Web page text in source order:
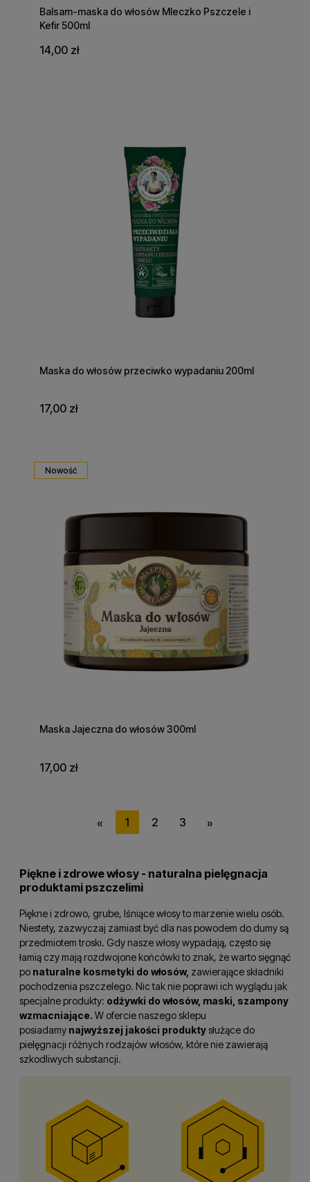
Balsam-maska do włosów Mleczko Pszczele i
Kefir 500ml
14,00 zł
Maska do włosów przeciwko wypadaniu 200ml
17,00 zł
Maska Jajeczna do włosów 300ml
17,00 zł
Nowość
« 1 2 3 »
Piękne i zdrowe włosy - naturalna pielęgnacja
produktami pszczelimi
Piękne i zdrowo, grube, lśniące włosy to marzenie wielu osób.
Niestety, zazwyczaj zamiast być dla nas powodem do dumy są
przedmiotem troski. Gdy nasze włosy wypadają, często się
łamią czy mają rozdwojone końcówki to znak, że warto sięgnąć
po naturalne kosmetyki do włosów, zawierające składniki
pochodzenia pszczelego. Nic tak nie poprawi ich wyglądu jak
specjalne produkty: odżywki do włosów, maski, szampony
wzmacniające. W ofercie naszego sklepu
posiadamy najwyższej jakości produktysłużące do
pielęgnacji różnych rodzajów włosów, które nie zawierają
szkodliwych substancji.